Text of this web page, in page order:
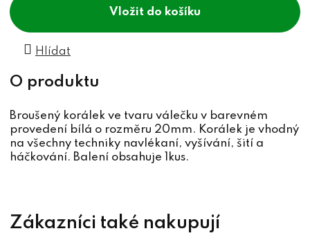
do košíku
Hlídat
Broušený korálek ve tvaru válečku v barevném
provedení bílá o rozměru 20mm. Korálek je vhodný
na všechny techniky navlékaní, vyšívání, šití a
háčkování. Balení obsahuje 1kus.